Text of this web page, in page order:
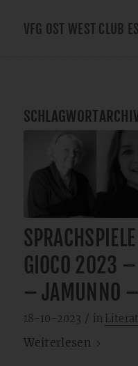
VFG OST WEST CLUB
GIOCO 2023
– JAMUNNO –
18-10-2023 / in
Weiterlesen